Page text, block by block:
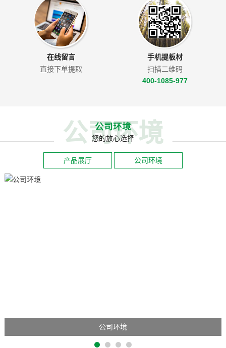
在线留言
直接下单提取
手机提板材
扫描二维码
400-1085-977
公司环境
公司环境
您的放心选择
产品展厅 公司环境
公司环境